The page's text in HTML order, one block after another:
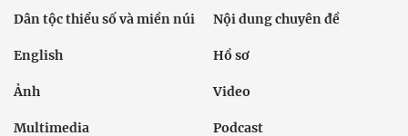
Dân tộc thiểu số và miền núi Nội dung chuyên đề
English Hồ sơ
Ảnh Video
Multimedia Podcast